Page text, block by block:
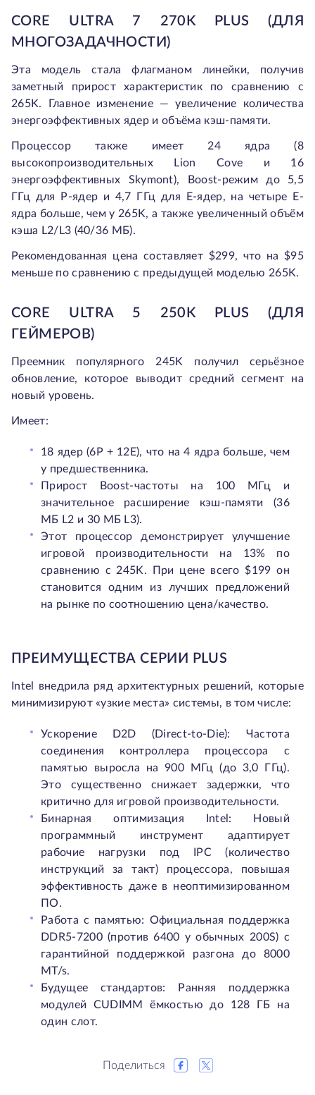
CORE ULTRA 7 270K PLUS (ДЛЯ
МНОГОЗАДАЧНОСТИ)
Эта модель стала флагманом линейки, получив
заметный прирост характеристик по сравнению с
265K. Главное изменение — увеличение количества
энергоэффективных ядер и объёма кэш-памяти.
Процессор также имеет 24 ядра (8
высокопроизводительных Lion Cove и 16
энергоэффективных Skymont), Boost-режим до 5,5
ГГц для P-ядер и 4,7 ГГц для E-ядер, на четыре E-
ядра больше, чем у 265K, а также увеличенный объём
кэша L2/L3 (40/36 МБ).
Рекомендованная цена составляет $299, что на $95
меньше по сравнению с предыдущей моделью 265K.
CORE ULTRA 5 250K PLUS (ДЛЯ
ГЕЙМЕРОВ)
Преемник популярного 245K получил серьёзное
обновление, которое выводит средний сегмент на
новый уровень.
Имеет:
18 ядер (6P + 12E), что на 4 ядра больше, чем
у предшественника.
Прирост Boost-частоты на 100 МГц и
значительное расширение кэш-памяти (36
МБ L2 и 30 МБ L3).
Этот процессор демонстрирует улучшение
игровой производительности на 13% по
сравнению с 245K. При цене всего $199 он
становится одним из лучших предложений
на рынке по соотношению цена/качество.
ПРЕИМУЩЕСТВА СЕРИИ PLUS
Intel внедрила ряд архитектурных решений, которые
минимизируют «узкие места» системы, в том числе:
Ускорение D2D (Direct-to-Die): Частота
соединения контроллера процессора с
памятью выросла на 900 МГц (до 3,0 ГГц).
Это существенно снижает задержки, что
критично для игровой производительности.
Бинарная оптимизация Intel: Новый
программный инструмент адаптирует
рабочие нагрузки под IPC (количество
инструкций за такт) процессора, повышая
эффективность даже в неоптимизированном
ПО.
Работа с памятью: Официальная поддержка
DDR5-7200 (против 6400 у обычных 200S) с
гарантийной поддержкой разгона до 8000
MT/s.
Будущее стандартов: Ранняя поддержка
модулей CUDIMM ёмкостью до 128 ГБ на
один слот.
Поделиться